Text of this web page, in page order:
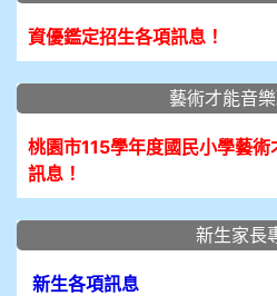
資優鑑定招生各項訊息！
藝術才能音
桃園市115學年度國民小學藝
訊息！
新生家長
新生各項訊息